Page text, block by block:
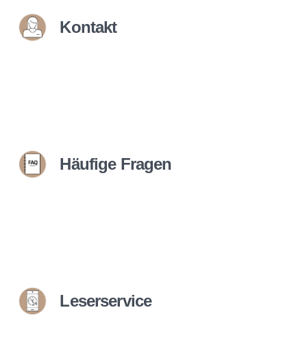
Kontakt
Häufige Fragen
Leserservice